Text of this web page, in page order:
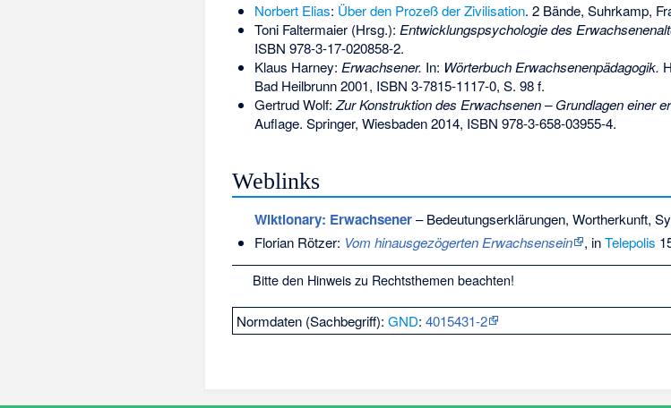
Norbert Elias: Über den Prozeß der Zivilisation. 2 Bände, Suhrkamp,
Toni Faltermaier (Hrsg.): Entwicklungspsychologie des
ISBN 978-3-17-020858-2.
Klaus Harney: Erwachsener. In: Wörterbuch Erwachsenenpädagogik.
Bad Heilbrunn 2001, ISBN 3-7815-1117-0, S. 98 f.
Gertrud Wolf:Zur Konstruktion des Erwachsenen – Grundlagen einer
Auflage. Springer, Wiesbaden 2014, ISBN 978-3-658-03955-4.
Weblinks
Wiktionary: Erwachsener– Bedeutungserklärungen, Wortherkunft,
Florian Rötzer: Vom hinausgezögerten Erwachsensein , inTelepolis
Bitte den Hinweis zu Rechtsthemen beachten!
Normdaten (Sachbegriff):GND:4015431-2